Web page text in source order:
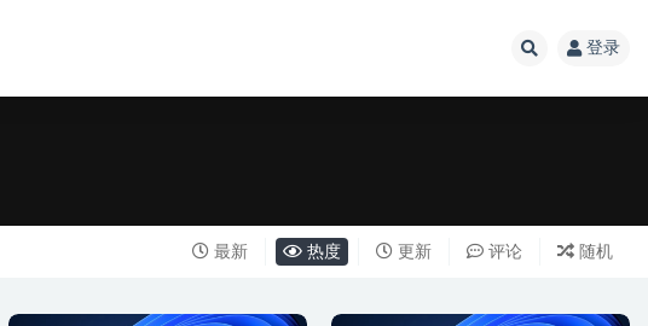
登录
最新 热度 更新 评论 随机